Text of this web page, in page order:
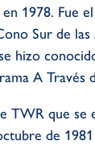
1978. Fue
Sur de las
hizo
A Través
TWR que se
de